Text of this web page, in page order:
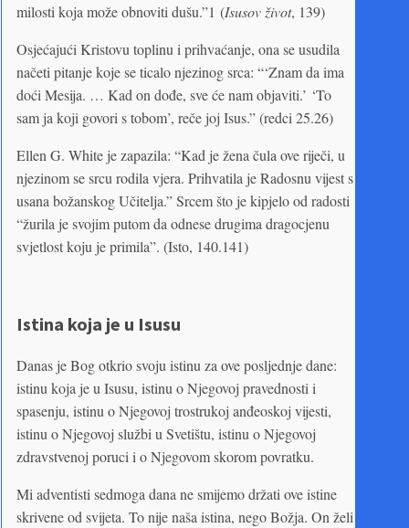
milosti koja može obnoviti dušu.”1 (Isusov život, 139)
Osjećajući Kristovu toplinu i prihvaćanje, ona se usudila
načeti pitanje koje se ticalo njezinog srca: “‘Znam da ima
doći Mesija. … Kad on dođe, sve će nam objaviti.’ ‘To
sam ja koji govori s tobom’, reče joj Isus.” (redci 25.26)
Ellen G. White je zapazila: “Kad je žena čula ove riječi, u
njezinom se srcu rodila vjera. Prihvatila je Radosnu vijest s
usana božanskog Učitelja.” Srcem što je kipjelo od radosti
“žurila je svojim putom da odnese drugima dragocjenu
svjetlost koju je primila”. (Isto, 140.141)
Istina koja je u Isusu
Danas je Bog otkrio svoju istinu za ove posljednje dane:
istinu koja je u Isusu, istinu o Njegovoj pravednosti i
spasenju, istinu o Njegovoj trostrukoj anđeoskoj vijesti,
istinu o Njegovoj službi u Svetištu, istinu o Njegovoj
zdravstvenoj poruci i o Njegovom skorom povratku.
Mi adventisti sedmoga dana ne smijemo držati ove istine
skrivene od svijeta. To nije naša istina, nego Božja. On želi